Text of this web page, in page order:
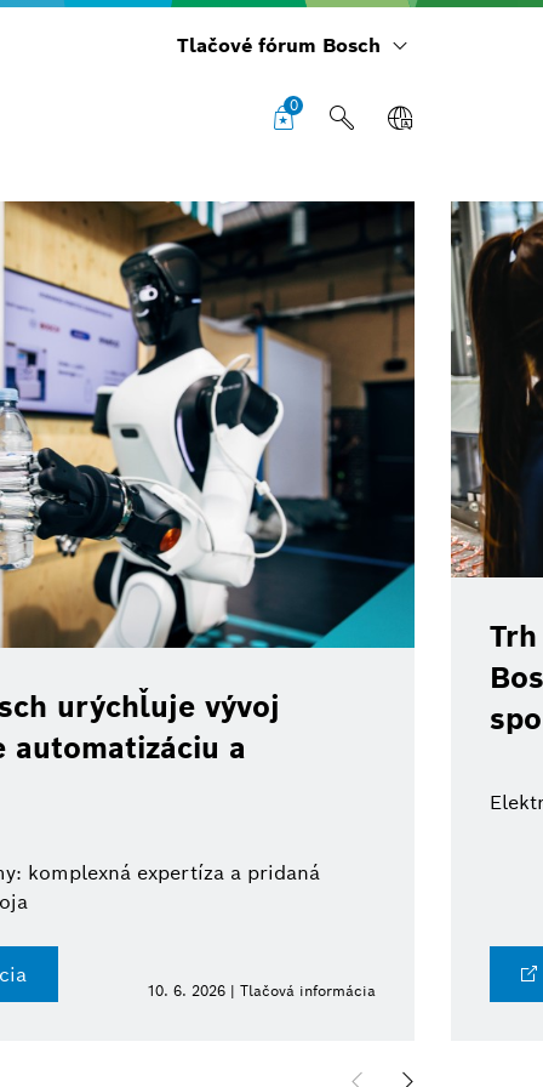
Tlačové fórum Bosch
0
urýchľuje vývoj
a
komplexná expertíza a pridaná
10. 6. 2026 | Tlačová informácia